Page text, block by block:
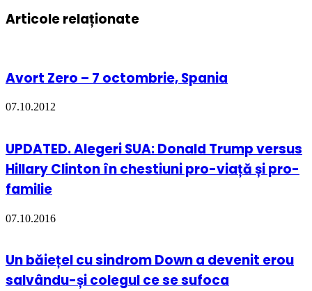
Articole relaționate
Avort Zero – 7 octombrie, Spania
07.10.2012
UPDATED. Alegeri SUA: Donald Trump versus
Hillary Clinton în chestiuni pro-viață și pro-
familie
07.10.2016
Un băiețel cu sindrom Down a devenit erou
salvându-și colegul ce se sufoca